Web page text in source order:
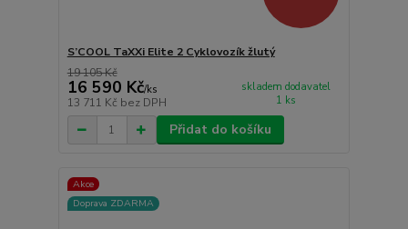
S’COOL TaXXi Elite 2 Cyklovozík žlutý
19 105 Kč
16 590 Kč/ks
13 711 Kč bez DPH
skladem dodavatel
1 ks
Přidat do košíku
Akce
Doprava ZDARMA